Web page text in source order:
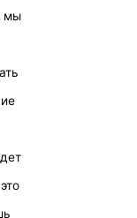
мы